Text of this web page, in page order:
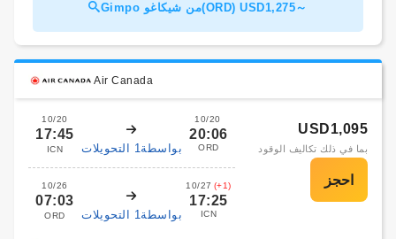
Gimpo من شيكاغو(ORD) USD1,275～
Air Canada
10/20
17:45
ICN بواسطة1 التحويلات
10/20
20:06
ORD
10/26
07:03
ORD بواسطة1 التحويلات
10/27 (+1)
17:25
ICN
USD1,095
بما في ذلك تكاليف الوقود